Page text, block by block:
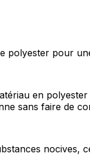
polyester pour
en
sans faire de